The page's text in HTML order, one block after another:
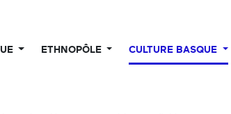
ETHNOPÔLE CULTURE BASQUE